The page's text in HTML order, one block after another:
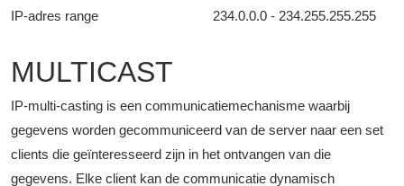
IP-adres range
234.0.0.0 - 234.255.255.255
MULTICAST
IP-multi-casting is een communicatiemechanisme waarbij
gegevens worden gecommuniceerd van de server naar een set
clients die geïnteresseerd zijn in het ontvangen van die
gegevens. Elke client kan de communicatie dynamisch